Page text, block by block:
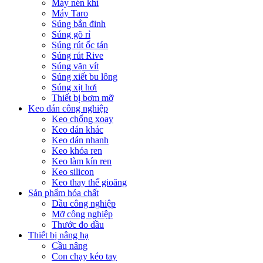
Máy nén khí
Máy Taro
Súng bắn đinh
Súng gõ rỉ
Súng rút ốc tán
Súng rút Rive
Súng vặn vít
Súng xiết bu lông
Súng xịt hơi
Thiết bị bơm mỡ
Keo dán công nghiệp
Keo chống xoay
Keo dán khác
Keo dán nhanh
Keo khóa ren
Keo làm kín ren
Keo silicon
Keo thay thế gioăng
Sản phẩm hóa chất
Dầu công nghiệp
Mỡ công nghiệp
Thước đo dầu
Thiết bị nâng hạ
Cầu nâng
Con chạy kéo tay